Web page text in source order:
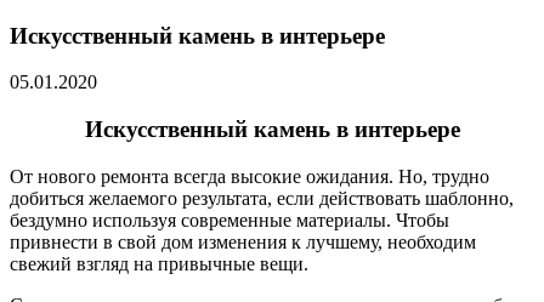
Искусственный камень в интерьере
05.01.2020
Искусственный камень в интерьере
От нового ремонта всегда высокие ожидания. Но, трудно
добиться желаемого результата, если действовать шаблонно,
бездумно используя современные материалы. Чтобы
привнести в свой дом изменения к лучшему, необходим
свежий взгляд на привычные вещи.